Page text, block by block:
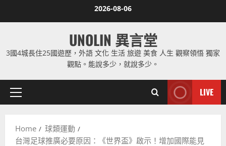
2026-08-06
UNOLIN 異言堂
3國4城長住25國遊歷，外語 文化 生活 旅遊 美食 人生 觀察領悟 獨家
觀點。能說多少，就說多少。
Primary
LIVE
Home
球類運動
台灣足球推廣必要原因：《世界盃》啟示！增加國際能見